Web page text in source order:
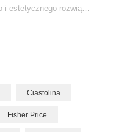
Szukasz praktycznego i estetycznego rozwiązania do łóżeczka niemowlęcia? Zestaw z kokonem i warkoczem zapewnia wygodę,…
Ciastolina
Fisher Price